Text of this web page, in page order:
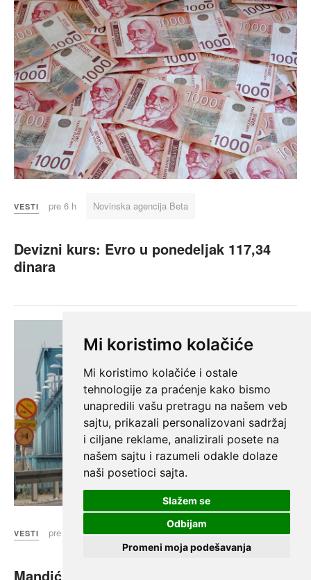
Mi koristimo kolačiće
Mi koristimo kolačiće i ostale
tehnologije za praćenje kako bismo
unapredili vašu pretragu na našem veb
sajtu, prikazali personalizovani sadržaj
i ciljane reklame, analizirali posete na
našem sajtu i razumeli odakle dolaze
naši posetioci sajta.
Slažem se
Odbijam
Promeni moja podešavanja
VESTI pre 6 h Novinska agencija Beta
Devizni kurs: Evro u ponedeljak 117,34
dinara
VESTI pre 6 h Novinska agencija Beta
Mandić: EU nije našla rešenje za boravak